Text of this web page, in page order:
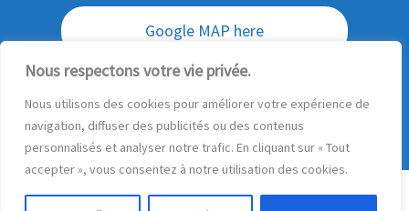
Nous respectons votre vie privée.
Nous utilisons des cookies pour améliorer votre expérience de
navigation, diffuser des publicités ou des contenus
personnalisés et analyser notre trafic. En cliquant sur « Tout
accepter », vous consentez à notre utilisation des cookies.
Google MAP here
Questions ?
© 2026PMD Multimedia video transfer – Tous droits réservés